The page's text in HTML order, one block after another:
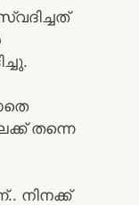
തന്നെ
നിനക്ക്